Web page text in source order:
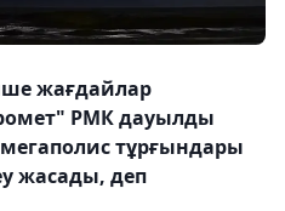
жағдайлар
РМК дауылды
тұрғындары
жасады, деп